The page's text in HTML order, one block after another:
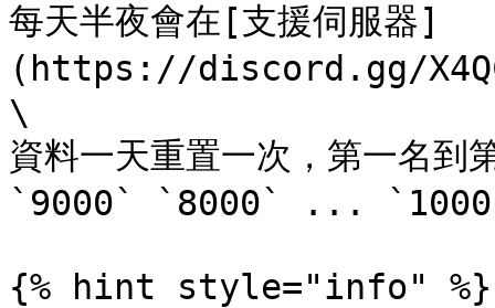
每天半夜會在[支援伺服器]
(https://discord.gg/
\
資料一天重置一次，第一名
`9000` `8000` ...
{% hint style="info" %}